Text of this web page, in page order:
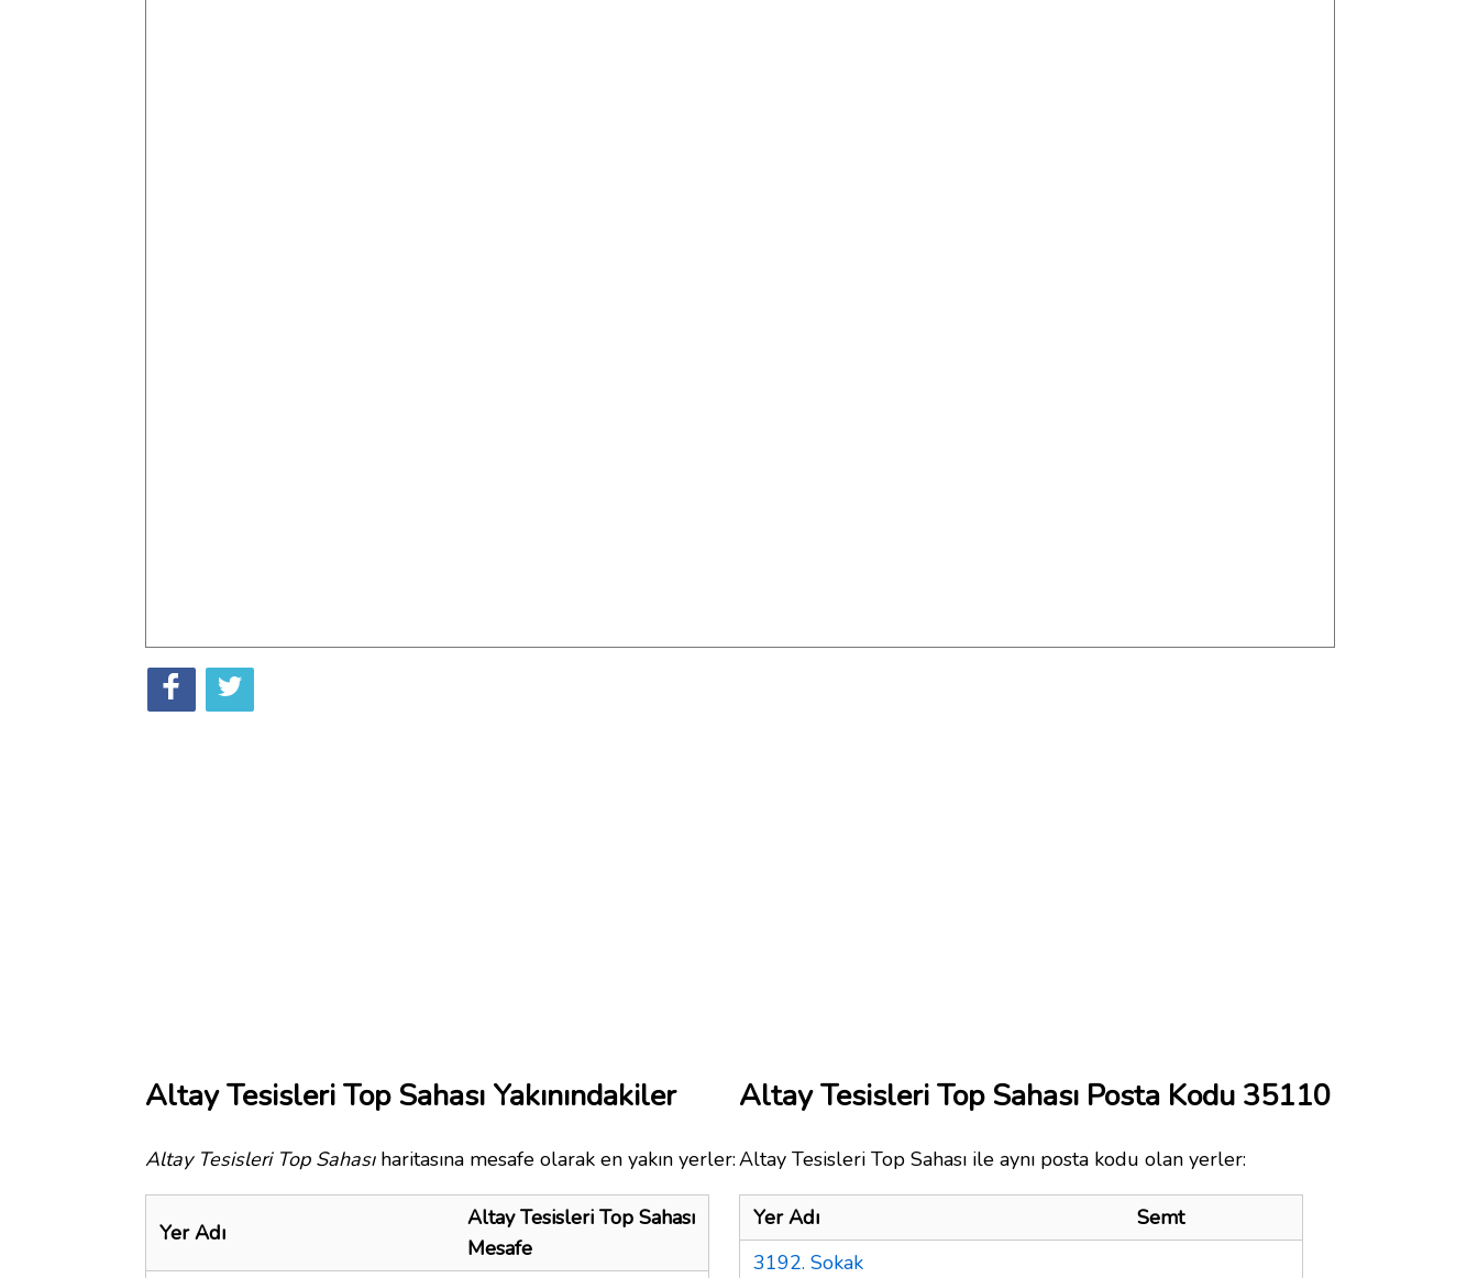
Altay Tesisleri Top Sahası Yakınındakiler
Altay Tesisleri Top Sahasıharitasına mesafe olarak en yakın yerler:
Yer Adı
Altay Tesisleri Top Sahası
Mesafe
Altay Tesisleri Top Sahası Posta Kodu 35110
Altay Tesisleri Top Sahası ile aynı posta kodu olan yerler:
Yer Adı
Semt
3192. Sokak